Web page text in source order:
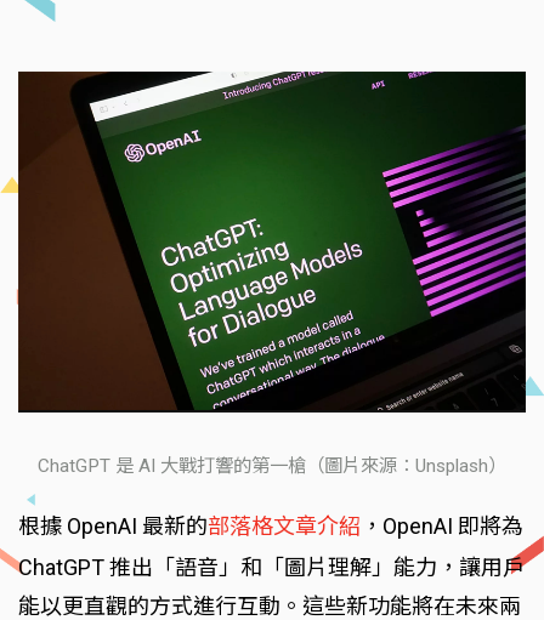
ChatGPT 是 AI 大戰打響的第一槍（圖片來源：Unsplash）
根據 OpenAI 最新的部落格文章介紹 ，OpenAI 即將為
ChatGPT 推出「語音」和「圖片理解」能力，讓用戶
能以更直觀的方式進行互動。這些新功能將在未來兩